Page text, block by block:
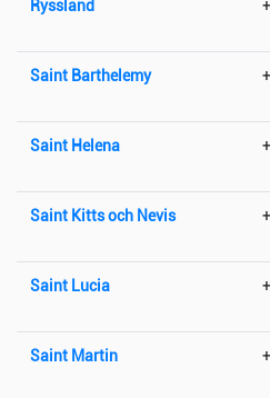
Ryssland
Saint Barthelemy
Saint Helena
Saint Kitts och Nevis
Saint Lucia
Saint Martin